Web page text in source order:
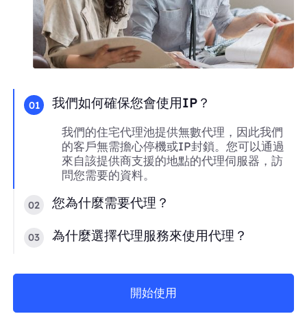
01 我們如何確保您會使用IP？
我們的住宅代理池提供無數代理，因此我們
的客戶無需擔心停機或IP封鎖。您可以通過
來自該提供商支援的地點的代理伺服器，訪
問您需要的資料。
02 您為什麼需要代理？
03 為什麼選擇代理服務來使用代理？
開始使用